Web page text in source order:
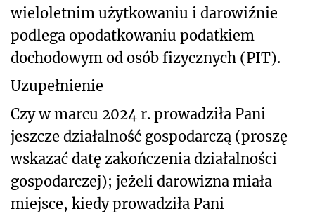
wieloletnim użytkowaniu i darowiźnie
podlega opodatkowaniu podatkiem
dochodowym od osób fizycznych (PIT).
Uzupełnienie
Czy w marcu 2024 r. prowadziła Pani
jeszcze działalność gospodarczą (proszę
wskazać datę zakończenia działalności
gospodarczej); jeżeli darowizna miała
miejsce, kiedy prowadziła Pani